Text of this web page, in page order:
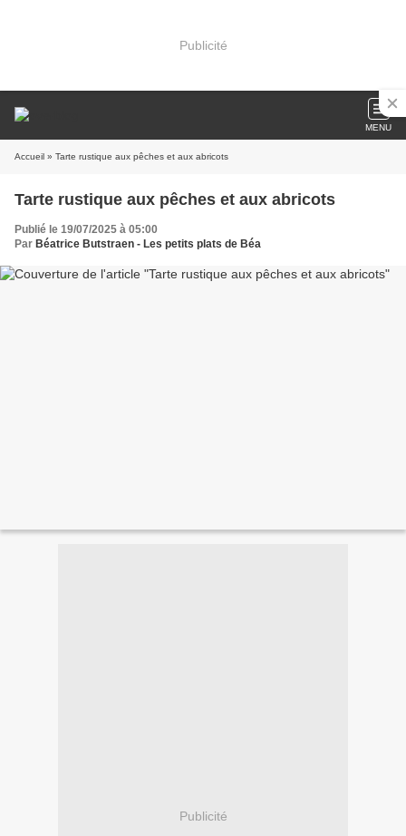
Publicité
MENU
Accueil » Tarte rustique aux pêches et aux abricots
Tarte rustique aux pêches et aux abricots
Publié le 19/07/2025 à 05:00
Par Béatrice Butstraen - Les petits plats de Béa
Publicité